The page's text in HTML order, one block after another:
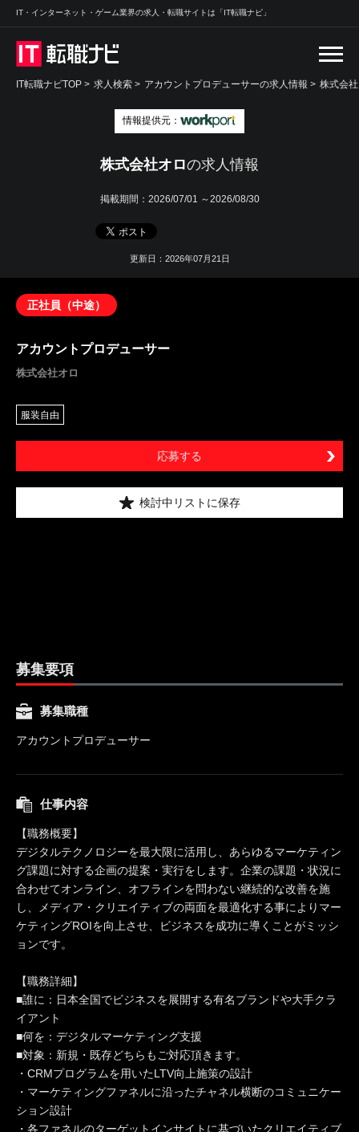
IT・インターネット・ゲーム業界の求人・転職サイトは「IT転職ナビ」
IT転職ナビTOP > 求人検索 > アカウントプロデューサーの求人情報 > 株式会
情報提供元：
株式会社オロの求人情報
掲載期間： 2026/07/01 ～2026/08/30
更新日：2026年07月21日
正社員（中途）
アカウントプロデューサー
株式会社オロ
服装自由
応募する
検討中リストに保存
募集要項
募集職種
アカウントプロデューサー
仕事内容
【職務概要】
デジタルテクノロジーを最大限に活用し、あらゆるマーケティン
グ課題に対する企画の提案・実行をします。企業の課題・状況に
合わせてオンライン、オフラインを問わない継続的な改善を施
し、メディア・クリエイティブの両面を最適化する事によりマー
ケティングROIを向上させ、ビジネスを成功に導くことがミッシ
ョンです。
【職務詳細】
■誰に：日本全国でビジネスを展開する有名ブランドや大手クラ
イアント
■何を：デジタルマーケティング支援
■対象：新規・既存どちらもご対応頂きます。
・CRMプログラムを用いたLTV向上施策の設計
・マーケティングファネルに沿ったチャネル横断のコミュニケー
ション設計
・各ファネルのターゲットインサイトに基づいたクリエイティブ